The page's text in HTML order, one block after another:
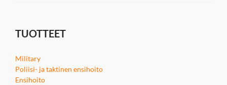
TUOTTEET
Military
Poliisi- ja taktinen ensihoito
Ensihoito